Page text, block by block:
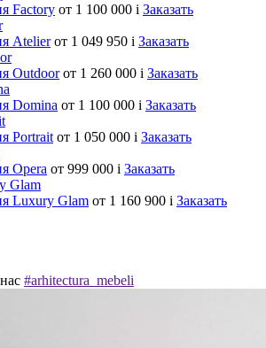
Factory от 1 100 000 i Заказать
Atelier от 1 049 950 i Заказать
Outdoor от 1 260 000 i Заказать
Domina от 1 100 000 i Заказать
Portrait от 1 050 000 i Заказать
Opera от 999 000 i Заказать
Luxury Glam от 1 160 900 i Заказать
#arhitectura_mebeli